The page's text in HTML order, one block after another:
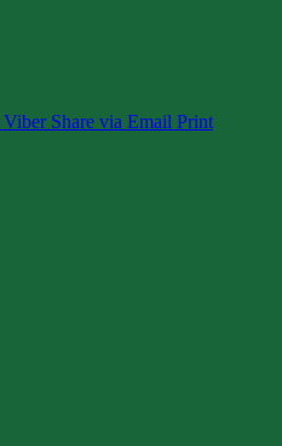
Viber Share via Email Print